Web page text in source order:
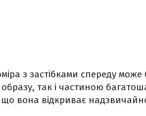
з застібками спереду
так і частиною
що вона відкриває